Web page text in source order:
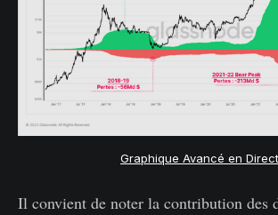
Graphique Avancé en Direct
Il convient de noter la contribution des